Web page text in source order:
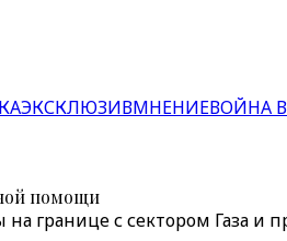
ЭКСКЛЮЗИВМНЕНИЕВОЙНА В
помощи
границе с сектором Газа